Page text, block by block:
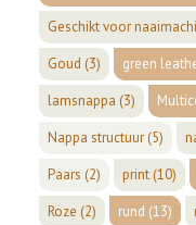
Geschikt voor
Goud (3) green
lamsnappa (3)
Nappa structuur(5)
Paars (2) print(10)
Roze (2) rund (13)